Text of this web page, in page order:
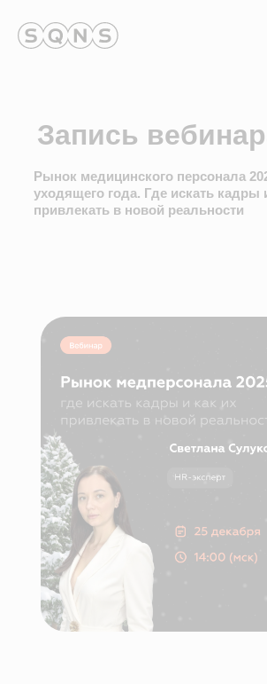
Запись вебинара и доступ к материалам
откроются сразу после заполнения формы.
Если в форме вы отметите, что хотите получить
презентацию МИС SQNS и персональное
предложение, мы свяжемся с вами и бесплатно
Рынок медицинского персонала 2025-2026: Итоги
уходящего года. Где искать кадры и как их
Получить запись